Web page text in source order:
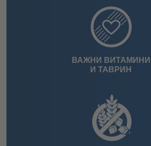
ВАЖНИ ВИТАМИНИ
И ТАВРИН